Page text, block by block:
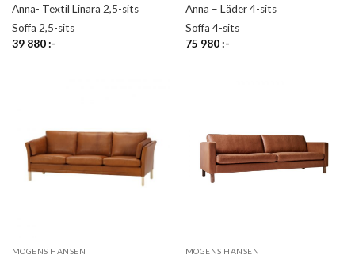
Anna- Textil Linara 2,5-sits
Soffa 2,5-sits
39 880:-
Anna – Läder 4-sits
Soffa 4-sits
75 980:-
MOGENS HANSEN MOGENS HANSEN